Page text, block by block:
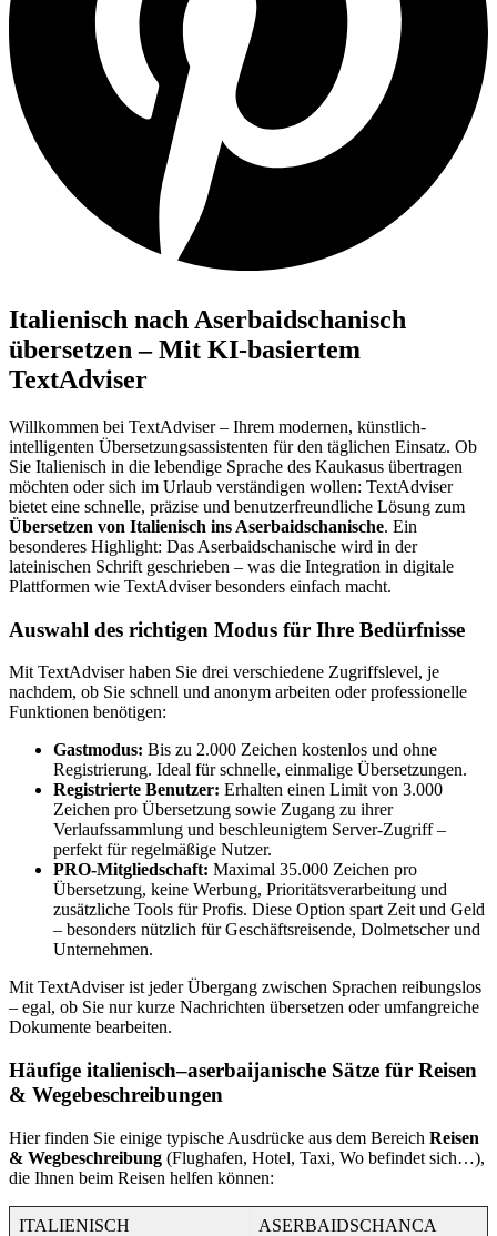
Italienisch nach Aserbaidschanisch
übersetzen – Mit KI-basiertem
TextAdviser
Willkommen bei TextAdviser – Ihrem modernen, künstlich-
intelligenten Übersetzungsassistenten für den täglichen Einsatz. Ob
Sie Italienisch in die lebendige Sprache des Kaukasus übertragen
möchten oder sich im Urlaub verständigen wollen: TextAdviser
bietet eine schnelle, präzise und benutzerfreundliche Lösung zum
Übersetzen von Italienisch ins Aserbaidschanische. Ein
besonderes Highlight: Das Aserbaidschanische wird in der
lateinischen Schrift geschrieben – was die Integration in digitale
Plattformen wie TextAdviser besonders einfach macht.
Auswahl des richtigen Modus für Ihre Bedürfnisse
Mit TextAdviser haben Sie drei verschiedene Zugriffslevel, je
nachdem, ob Sie schnell und anonym arbeiten oder professionelle
Funktionen benötigen:
Gastmodus: Bis zu 2.000 Zeichen kostenlos und ohne
Registrierung. Ideal für schnelle, einmalige Übersetzungen.
Registrierte Benutzer: Erhalten einen Limit von 3.000
Zeichen pro Übersetzung sowie Zugang zu ihrer
Verlaufssammlung und beschleunigtem Server-Zugriff –
perfekt für regelmäßige Nutzer.
PRO-Mitgliedschaft: Maximal 35.000 Zeichen pro
Übersetzung, keine Werbung, Prioritätsverarbeitung und
zusätzliche Tools für Profis. Diese Option spart Zeit und Geld
– besonders nützlich für Geschäftsreisende, Dolmetscher und
Unternehmen.
Mit TextAdviser ist jeder Übergang zwischen Sprachen reibungslos
– egal, ob Sie nur kurze Nachrichten übersetzen oder umfangreiche
Dokumente bearbeiten.
Häufige italienisch–aserbaijanische Sätze für Reisen
& Wegebeschreibungen
Hier finden Sie einige typische Ausdrücke aus dem Bereich Reisen
& Wegbeschreibung (Flughafen, Hotel, Taxi, Wo befindet sich…),
die Ihnen beim Reisen helfen können:
ITALIENISCH
ASERBAIDSCHANCA